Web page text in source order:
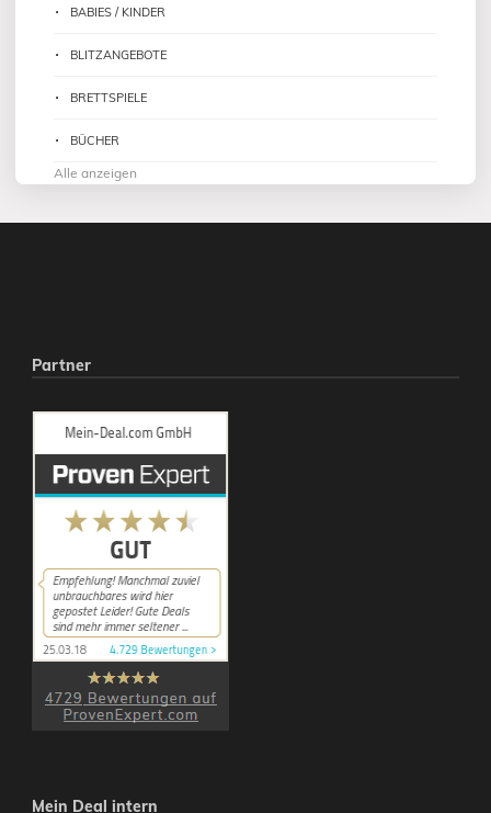
BABIES / KINDER
BLITZANGEBOTE
BRETTSPIELE
BÜCHER
Alle anzeigen
Partner
Mein Deal intern